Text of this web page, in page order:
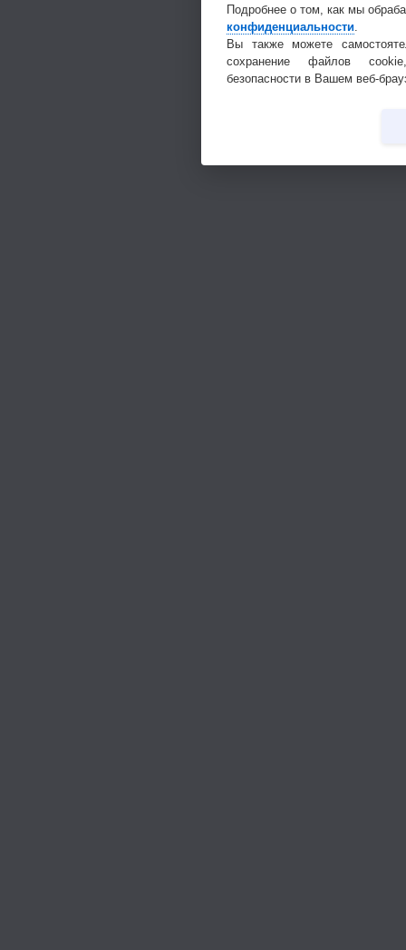
Подробнее о том, как мы
конфиденциальности
Вы также можете
сохранение файлов
безопасности в Вашем веб-